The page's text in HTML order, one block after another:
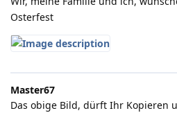
Osterfest
Master67
Das obige Bild, dürft Ihr Kopieren